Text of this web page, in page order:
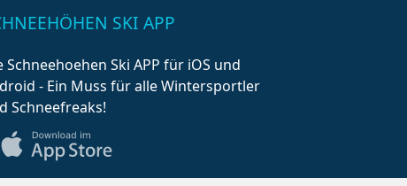
SKI APP
Schneehoehen Ski APP für iOS und
- Ein Muss für alle Wintersportler
Schneefreaks!